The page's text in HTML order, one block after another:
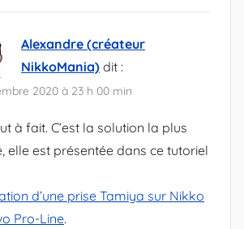
Alexandre (créateur
NikkoMania) dit :
2020 à 23 h 00 min
à fait. C’est la solution la plus
elle est présentée dans ce tutoriel
d’une prise Tamiya sur Nikko
Pro-Line.